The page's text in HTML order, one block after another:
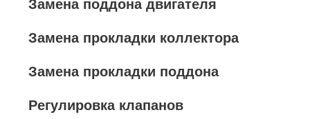
Замена поддона двигателя
Замена прокладки коллектора
Замена прокладки поддона
Регулировка клапанов